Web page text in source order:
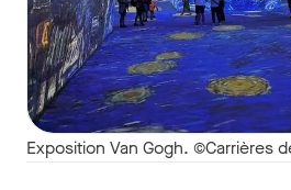
Exposition Van Gogh. ©Carrières